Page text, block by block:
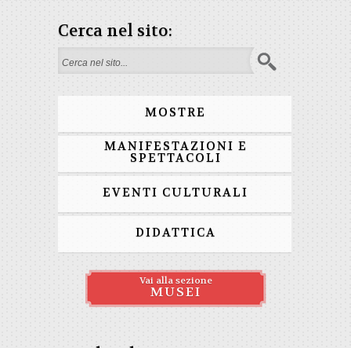
Cerca nel sito:
Form di ricerca
MOSTRE
MANIFESTAZIONI E
SPETTACOLI
EVENTI CULTURALI
DIDATTICA
Vai alla sezione
MUSEI